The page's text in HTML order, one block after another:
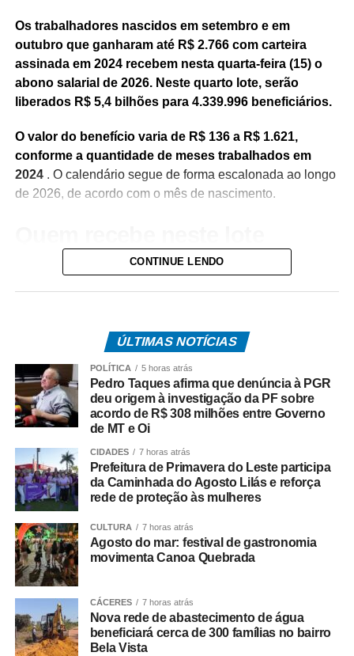
Os trabalhadores nascidos em setembro e em
outubro que ganharam até R$ 2.766 com carteira
assinada em 2024 recebem nesta quarta-feira (15) o
abono salarial de 2026. Neste quarto lote, serão
liberados R$ 5,4 bilhões para 4.339.996 beneficiários.
O valor do benefício varia de R$ 136 a R$ 1.621,
conforme a quantidade de meses trabalhados em
2024. O calendário segue de forma escalonada ao longo
de 2026, de acordo com o mês de nascimento.
Do total de contemplados em maio:
pagamento feito pela Caixa Econômica Federal,
somando R$ 4,8 bilhões;
• 499.509 são servidores públicos, inscritos no Programa
de Formação do Patrimônio do Servidor Público (Pasep),
pagos pelo Banco do Brasil, com total de cerca de R$
600 milhões.
Quem tem direito ao Abono
Salarial
Tem direito ao benefício o trabalhador que:
• Trabalhou com carteira assinada por no mínimo 30 dias
em 2024;
CONTINUE LENDO
ÚLTIMAS NOTÍCIAS
POLÍTICA 5 horas atrás
Pedro Taques afirma que denúncia à PGR
deu origem à investigação da PF sobre
acordo de R$ 308 milhões entre Governo
de MT e Oi
CIDADES 7 horas atrás
Prefeitura de Primavera do Leste participa
da Caminhada do Agosto Lilás e reforça
rede de proteção às mulheres
CULTURA 7 horas atrás
Agosto do mar: festival de gastronomia
movimenta Canoa Quebrada
CÁCERES 7 horas atrás
Nova rede de abastecimento de água
beneficiará cerca de 300 famílias no bairro
Bela Vista